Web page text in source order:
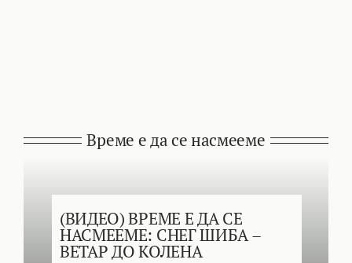
Време е да се насмееме
(ВИДЕО) ВРЕМЕ Е ДА СЕ
НАСМЕЕМЕ: СНЕГ ШИБА –
ВЕТАР ДО КОЛЕНА